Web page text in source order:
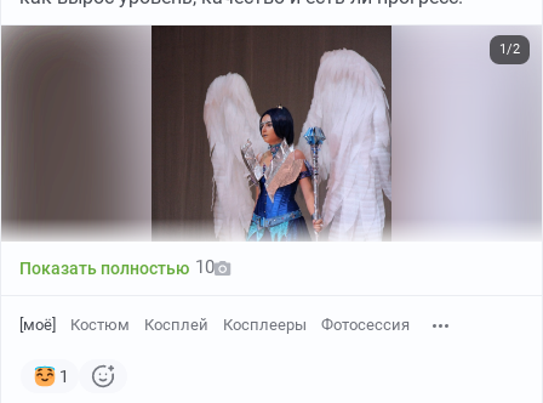
сфотографироваться со мной, потому что с лёгкостью
1/2
Показать полностью 10
[моё] Костюм Косплей Косплееры Фотосессия
1